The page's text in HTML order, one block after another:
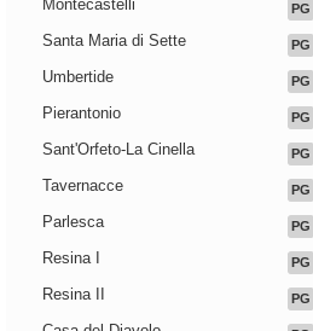
Montecastelli PG
Santa Maria di Sette PG
Umbertide PG
Pierantonio PG
Sant'Orfeto-La Cinella PG
Tavernacce PG
Parlesca PG
Resina I PG
Resina II PG